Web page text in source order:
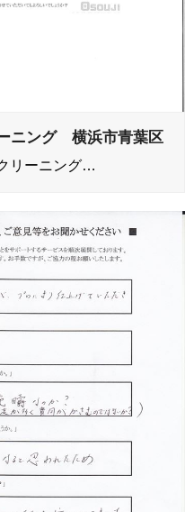
ニング 横浜市青葉区
リーニング…